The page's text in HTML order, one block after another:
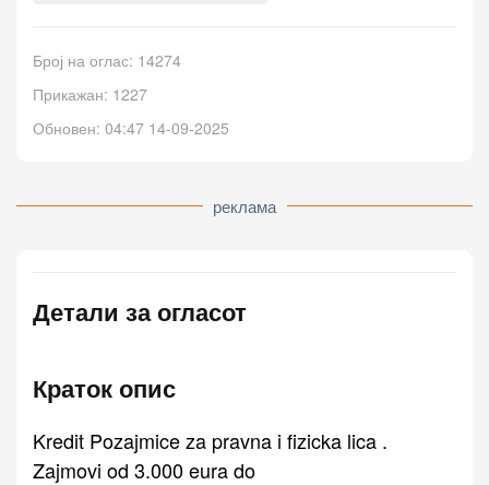
Број на оглас: 14274
Прикажан: 1227
Обновен: 04:47 14-09-2025
реклама
Детали за огласот
Краток опис
Kredit Pozajmice za pravna i fizicka lica .
Zajmovi od 3.000 eura do